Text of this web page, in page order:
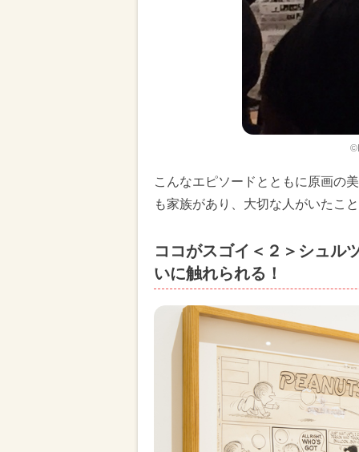
こんなエピソードとともに原画の
も家族があり、大切な人がいたこ
ココがスゴイ＜２＞シュル
いに触れられる！